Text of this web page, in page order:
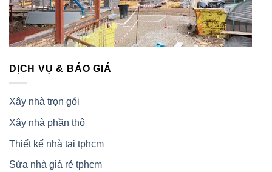
DỊCH VỤ & BÁO GIÁ
Xây nhà trọn gói
Xây nhà phần thô
Thiết kế nhà tại tphcm
Sửa nhà giá rẻ tphcm